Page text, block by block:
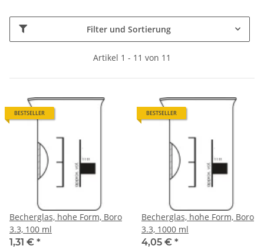
Filter und Sortierung
Artikel 1 - 11 von 11
BESTSELLER
Becherglas, hohe Form, Boro
3.3, 100 ml
1,31 € *
BESTSELLER
Becherglas, hohe Form, Boro
3.3, 1000 ml
4,05 € *